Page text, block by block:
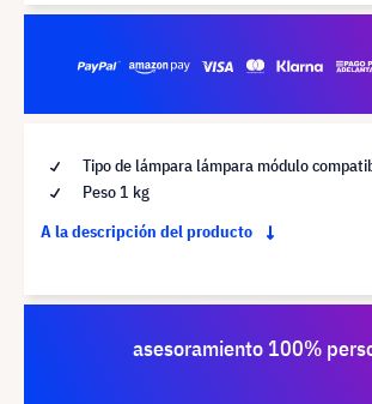
Tipo de lámpara lámpara módulo
Peso 1 kg
A la descripción del producto
asesoramiento 100%